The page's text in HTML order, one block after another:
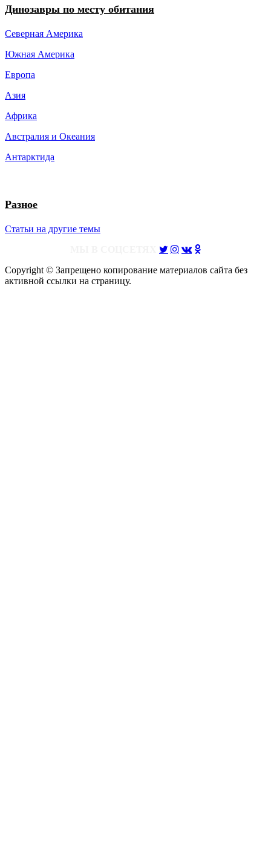
Динозавры по месту обитания
Северная Америка
Южная Америка
Европа
Азия
Африка
Австралия и Океания
Антарктида
Разное
Статьи на другие темы
Copyright © Запрещено копирование материалов сайта без
активной ссылки на страницу.